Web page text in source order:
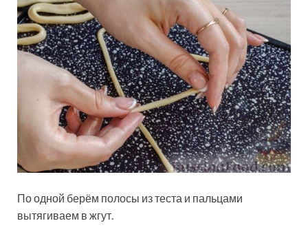
По одной берём полосы из теста и пальцами
вытягиваем в жгут.